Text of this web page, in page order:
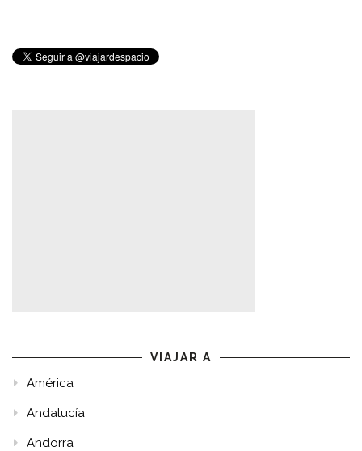
VIAJAR A
América
Andalucía
Andorra